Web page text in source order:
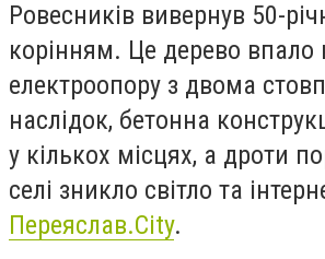
Ровесників вивернув 50-
корінням. Це дерево впало
електроопору з двома
наслідок, бетонна
у кількох місцях, а дроти
селі зникло світло та
Переяслав.City.